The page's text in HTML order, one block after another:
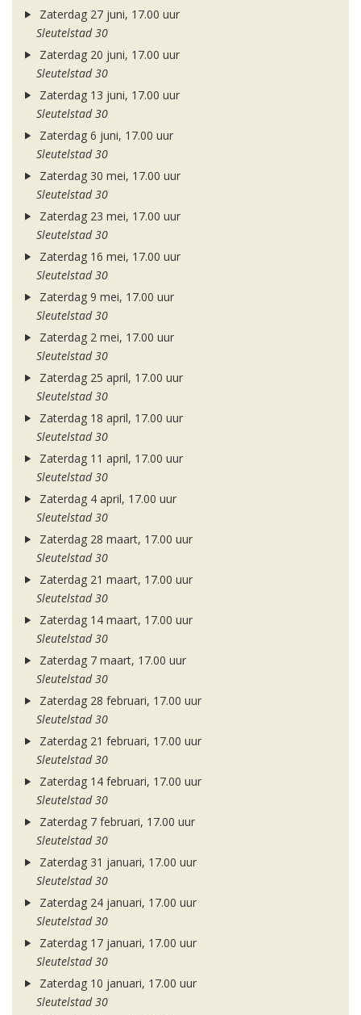
Zaterdag 27 juni, 17.00 uur
Sleutelstad 30
Zaterdag 20 juni, 17.00 uur
Sleutelstad 30
Zaterdag 13 juni, 17.00 uur
Sleutelstad 30
Zaterdag 6 juni, 17.00 uur
Sleutelstad 30
Zaterdag 30 mei, 17.00 uur
Sleutelstad 30
Zaterdag 23 mei, 17.00 uur
Sleutelstad 30
Zaterdag 16 mei, 17.00 uur
Sleutelstad 30
Zaterdag 9 mei, 17.00 uur
Sleutelstad 30
Zaterdag 2 mei, 17.00 uur
Sleutelstad 30
Zaterdag 25 april, 17.00 uur
Sleutelstad 30
Zaterdag 18 april, 17.00 uur
Sleutelstad 30
Zaterdag 11 april, 17.00 uur
Sleutelstad 30
Zaterdag 4 april, 17.00 uur
Sleutelstad 30
Zaterdag 28 maart, 17.00 uur
Sleutelstad 30
Zaterdag 21 maart, 17.00 uur
Sleutelstad 30
Zaterdag 14 maart, 17.00 uur
Sleutelstad 30
Zaterdag 7 maart, 17.00 uur
Sleutelstad 30
Zaterdag 28 februari, 17.00 uur
Sleutelstad 30
Zaterdag 21 februari, 17.00 uur
Sleutelstad 30
Zaterdag 14 februari, 17.00 uur
Sleutelstad 30
Zaterdag 7 februari, 17.00 uur
Sleutelstad 30
Zaterdag 31 januari, 17.00 uur
Sleutelstad 30
Zaterdag 24 januari, 17.00 uur
Sleutelstad 30
Zaterdag 17 januari, 17.00 uur
Sleutelstad 30
Zaterdag 10 januari, 17.00 uur
Sleutelstad 30